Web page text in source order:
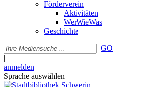
Förderverein
Aktivitäten
WerWieWas
Geschichte
GO
|
anmelden
Sprache auswählen